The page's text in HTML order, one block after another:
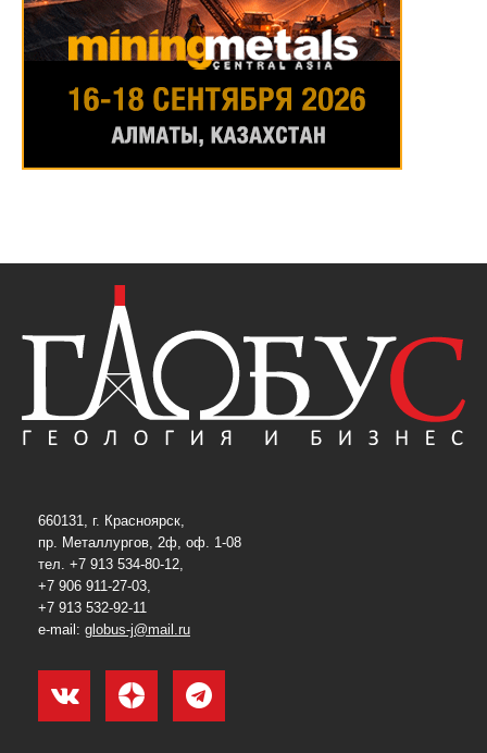
660131, г. Красноярск,
пр. Металлургов, 2ф, оф. 1-08
тел. +7 913 534-80-12,
+7 906 911-27-03,
+7 913 532-92-11
e-mail: globus-j@mail.ru